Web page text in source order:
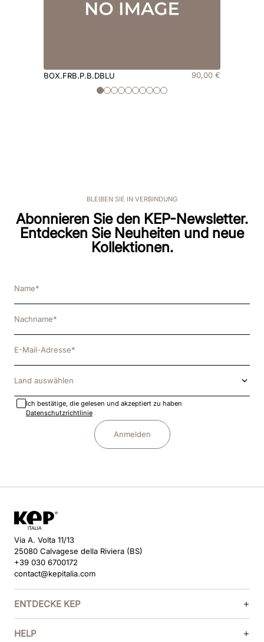
BOX.FRB.P.B.DBLU 90,00 €
BLEIBEN SIE IN VERBINDUNG
Abonnieren Sie den KEP-Newsletter.
Entdecken Sie Neuheiten und neue
Kollektionen.
Land auswählen
Ich bestätige, die gelesen und akzeptiert zu haben
Datenschutzrichtlinie
Anmelden
Via A. Volta 11/13
25080 Calvagese della Riviera (BS)
+39 030 6700172
contact@kepitalia.com
ENTDECKE KEP
HELP